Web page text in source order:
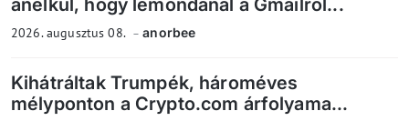
anélkül, hogy lemondanál a Gmailről...
2026. augusztus 08. anorbee
Kihátráltak Trumpék, hároméves
mélyponton a Crypto.com árfolyama...